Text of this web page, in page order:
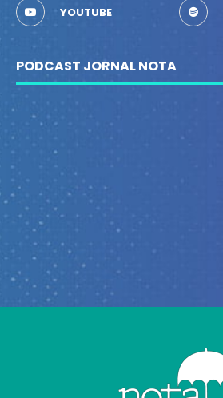
YOUTUBE
PODCAST JORNAL NOTA